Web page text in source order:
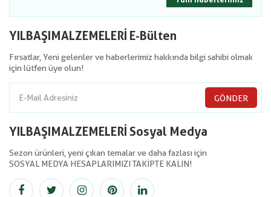
YILBAŞIMALZEMELERİ E-Bülten
Fırsatlar, Yeni gelenler ve haberlerimiz hakkında bilgi sahibi olmak
için lütfen üye olun!
GÖNDER
YILBAŞIMALZEMELERİ Sosyal Medya
Sezon ürünleri, yeni çıkan temalar ve daha fazlası için
SOSYAL MEDYA HESAPLARIMIZI TAKİPTE KALIN!